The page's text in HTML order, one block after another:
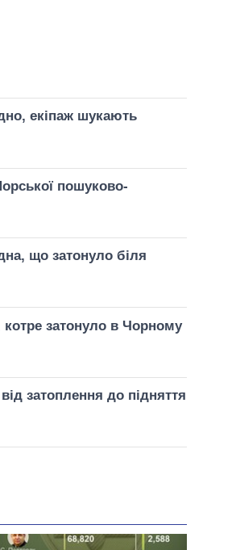
екіпаж шукають
пошуково-
що затонуло біля
котре затонуло в Чорному
затоплення до підняття